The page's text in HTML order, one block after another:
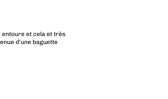
entoure et cela et très
d’une baguette